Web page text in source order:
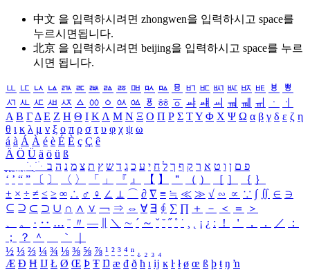
中文 을 입력하시려면 zhongwen을 입력하시고 space를
누르시면됩니다.
北京 을 입력하시려면 beijing을 입력하시고 space를 누르
시면 됩니다.
ㅥ ㅦ ㅧ ㅨ ㅩ ㅪ ㅫ ㅬ ㅭ ㅮ ㅯ ㅰ ㅱ ㅲ ㅳ ㅴ ㅵ ㅶ ㅷ ㅸ
ㅹ
ㅺ ㅻ ㅼ ㅽ ㅾ ㅿ ㆀ ㆁ ㆂ ㆃ ㆄ ㆅ ㆆ ㆇ ㆈ ㆉ ㆊ ㆋ ㆌ ㆍ
ㆎ
Α Β ΓΔ Ε Ζ Η Θ Ι ΚΛ Μ Ν Ξ Ο Π Ρ Σ ΤΥ Φ Χ Ψ Ω α β γ δ ε ζ η
θ ι κ λ μ ν ξ ο π ρ σ τ υ φ χ ψ ω
á à Á À é è É È ç Ç ê
Ä Ö Ü ä ö ü ß
ִֶֹ ֻּ ׁׂ פ ם ן ו ט א ר ק ף ך ל ח י ע כ ג ד ש ץ ת צ מ נ ה ב
‘ ’ “ ” 〔 〕 〈 〉 「 」 『 』 【 】 ＂ （ ） ［ ］ ｛ ｝
± × ÷ ≠ ≤ ≥ ∞ ∴ ♂ ♀ ∠ ⊥ ⌒ ∂ ∇ ≡ ≒ ≪ ≫ √ ∽ ∝ ∵ ∫ ∬ ∈ ∋
⊆ ⊇ ⊂ ⊃ ∪ ∩ ∧ ∨ ￢ ⇒ ⇔ ∀ ∃ ∮ ∑ ∏ ＋ － ＜ ＝
＞
、
。 · ‥ … ¨ 〃 ― ＼ ∼ ´ ～ ˇ ˘ ˝ ˚ ˙ ¸ ¡ ¿ ː ！ ＇ ， ． ／
：
；
？ ＾ ｀
½ ⅓ ⅔ ¼ ¾ ⅛ ⅜ ⅝ ⅞ ¹ ² ³ ⁴ ⁿ ₁ ₂ ₃ ₄
Æ Ð Ħ Ĳ Ł Ø Œ Þ Ŧ Ŋ æ đ ð ħ ı ĳ ĸ ŀ ł ø œ ß þ ŧ ŋ ŉ